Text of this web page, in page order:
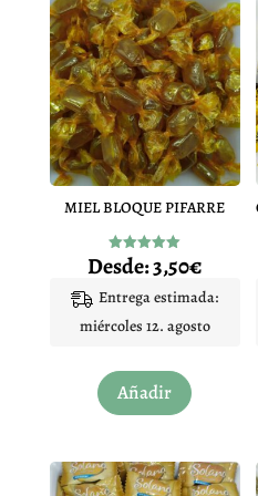
MIEL BLOQUE PIFARRE
Valorado
con
de 5
Desde:3,50€
Entrega estimada:
miércoles 12. agosto
Añadir
producto
variantes.